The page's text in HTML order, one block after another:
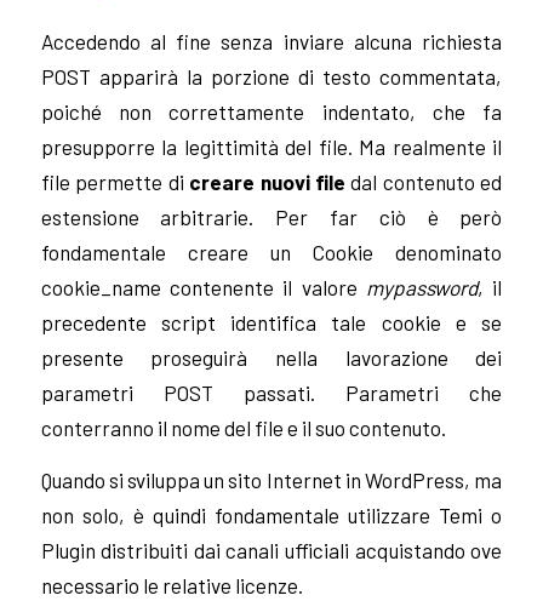
Accedendo al fine senza inviare alcuna richiesta
POST apparirà la porzione di testo commentata,
poiché non correttamente indentato, che fa
presupporre la legittimità del file. Ma realmente il
file permette di creare nuovi file dal contenuto ed
estensione arbitrarie. Per far ciò è però
fondamentale creare un Cookie denominato
cookie_name contenente il valore mypassword, il
precedente script identifica tale cookie e se
presente proseguirà nella lavorazione dei
parametri POST passati. Parametri che
conterranno il nome del file e il suo contenuto.
Quando si sviluppa un sito Internet in WordPress, ma
non solo, è quindi fondamentale utilizzare Temi o
Plugin distribuiti dai canali ufficiali acquistando ove
necessario le relative licenze.